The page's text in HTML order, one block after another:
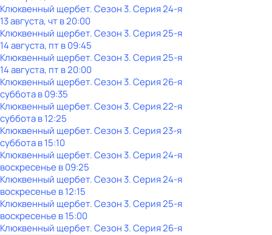
Клюквенный щербет. Сезон 3. Серия 24-я
13 августа, чт в 20:00
Клюквенный щербет. Сезон 3. Серия 25-я
14 августа, пт в 09:45
Клюквенный щербет. Сезон 3. Серия 25-я
14 августа, пт в 20:00
Клюквенный щербет. Сезон 3. Серия 26-я
субботав09:35
Клюквенный щербет. Сезон 3. Серия 22-я
субботав12:25
Клюквенный щербет. Сезон 3. Серия 23-я
субботав15:10
Клюквенный щербет. Сезон 3. Серия 24-я
воскресенье в09:25
Клюквенный щербет. Сезон 3. Серия 24-я
воскресенье в12:15
Клюквенный щербет. Сезон 3. Серия 25-я
воскресенье в15:00
Клюквенный щербет. Сезон 3. Серия 26-я